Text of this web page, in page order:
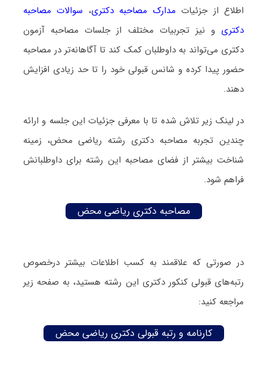
اطلاع از جزئیات مدارک مصاحبه دکتری، سوالات مصاحبه
دکتری و نیز تجربیات مختلف از جلسات مصاحبه آزمون
دکتری می‌تواند به داوطلبان کمک کند تا آگاهانه‌تر در مصاحبه
حضور پیدا کرده و شانس قبولی خود را تا حد زیادی افزایش
دهند.
در لینک زیر تلاش شده تا با معرفی جزئیات این جلسه و ارائه
چندین تجربه مصاحبه دکتری رشته ریاضی محض، زمینه
شناخت بیشتر از فضای مصاحبه این رشته برای داوطلبانش
فراهم شود.
مصاحبه دکتری ریاضی محض
در صورتی که علاقمند به کسب اطلاعات بیشتر درخصوص
رتبه‌های قبولی کنکور دکتری این رشته هستید، به صفحه زیر
مراجعه کنید:
کارنامه و رتبه قبولی دکتری ریاضی محض